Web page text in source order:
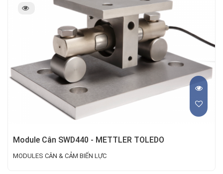
Module Cân SWD440 - METTLER TOLEDO
MODULES CÂN & CẢM BIẾN LỰC